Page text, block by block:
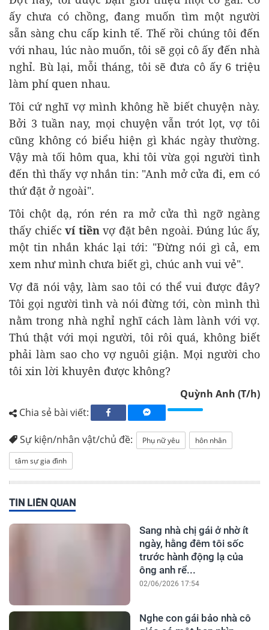
ấy chưa có chồng, đang muốn tìm một người
sẵn sàng chu cấp kinh tế. Thế rồi chúng tôi đến
với nhau, lúc nào muốn, tôi sẽ gọi cô ấy đến nhà
nghỉ. Bù lại, mỗi tháng, tôi sẽ đưa cô ấy 6 triệu
làm phí quen nhau.
Tôi cứ nghĩ vợ mình không hề biết chuyện này.
Bởi 3 tuần nay, mọi chuyện vẫn trót lọt, vợ tôi
cũng không có biểu hiện gì khác ngày thường.
Vậy mà tối hôm qua, khi tôi vừa gọi người tình
đến thì thấy vợ nhắn tin: "Anh mở cửa đi, em có
thứ đặt ở ngoài".
Tôi chột dạ, rón rén ra mở cửa thì ngỡ ngàng
thấy chiếc ví tiềnvợ đặt bên ngoài. Đúng lúc ấy,
một tin nhắn khác lại tới: "Đừng nói gì cả, em
xem như mình chưa biết gì, chúc anh vui vẻ".
Vợ đã nói vậy, làm sao tôi có thể vui được đây?
Tôi gọi người tình và nói đừng tới, còn mình thì
nằm trong nhà nghỉ nghĩ cách làm lành với vợ.
Thú thật với mọi người, tôi rôi quá, không biết
phải làm sao cho vợ nguôi giận. Mọi người cho
tôi xin lời khuyên được không?
Quỳnh Anh (T/h)
Chia sẻ bài viết:
Sự kiện/nhân vật/chủ đề: Phụ nữ yêu
hôn nhân
tâm sự gia đình
TIN LIÊN QUAN
Sang nhà chị gái ở nhờ ít
ngày, hằng đêm tôi sốc
trước hành động lạ của
ông anh rể...
02/06/2026 17:54
Nghe con gái bảo nhà cô